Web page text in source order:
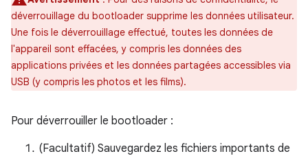
déverrouillage du bootloader supprime les données utilisateur.
Une fois le déverrouillage effectué, toutes les données de
l'appareil sont effacées, y compris les données des
applications privées et les données partagées accessibles via
USB (y compris les photos et les films).
Pour déverrouiller le bootloader :
(Facultatif) Sauvegardez les fichiers importants de